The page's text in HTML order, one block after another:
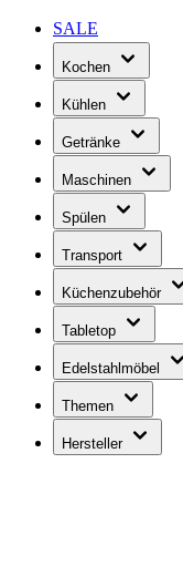
SALE
Kochen
Kühlen
Getränke
Maschinen
Spülen
Transport
Küchenzubehör
Tabletop
Edelstahlmöbel
Themen
Hersteller